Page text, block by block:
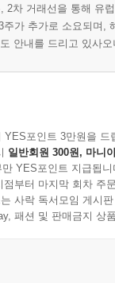
2차 거래선을 통해 유
가 추가로 소요되며,
안내를 드리고 있사
YES포인트 3만원을 드
일반회원 300원, 마니
YES포인트 지급됩니
부터 마지막 회차 주
사락 독서모임 게시
패션 및 판매금지 상